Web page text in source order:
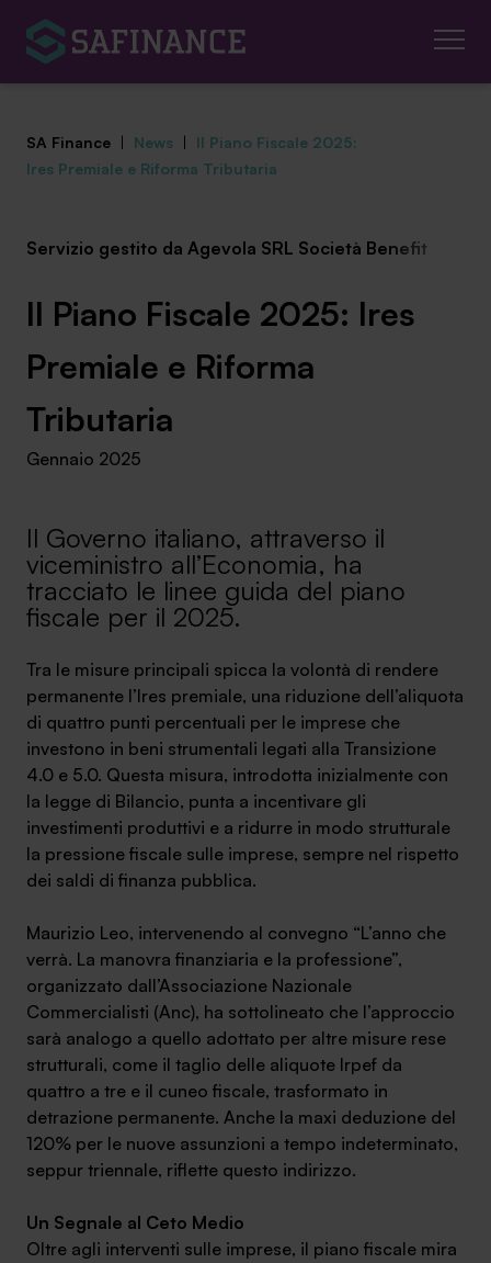
Mediazione Creditizia
Finanza Agevolata
Centro studi
News ed eventi
Chi siamo
Contatti
Lavora con noi
+030.3540104
info@safinance.it
SA Finance Mediazione Creditizia Srl, società di mediazione creditizia iscritta
all'Oam n.M336
SA Finance | News | Il Piano Fiscale 2025:
Ires Premiale e Riforma Tributaria
Servizio gestito da Agevola SRL Società Benefit
Il Piano Fiscale 2025: Ires
Premiale e Riforma
Tributaria
Gennaio 2025
Il Governo italiano, attraverso il
viceministro all’Economia, ha
tracciato le linee guida del piano
fiscale per il 2025.
Tra le misure principali spicca la volontà di rendere
permanente l’Ires premiale, una riduzione dell’aliquota
di quattro punti percentuali per le imprese che
investono in beni strumentali legati alla Transizione
4.0 e 5.0. Questa misura, introdotta inizialmente con
la legge di Bilancio, punta a incentivare gli
investimenti produttivi e a ridurre in modo strutturale
la pressione fiscale sulle imprese, sempre nel rispetto
dei saldi di finanza pubblica.
Maurizio Leo, intervenendo al convegno “L’anno che
verrà. La manovra finanziaria e la professione”,
organizzato dall’Associazione Nazionale
Commercialisti (Anc), ha sottolineato che l’approccio
sarà analogo a quello adottato per altre misure rese
strutturali, come il taglio delle aliquote Irpef da
quattro a tre e il cuneo fiscale, trasformato in
detrazione permanente. Anche la maxi deduzione del
120% per le nuove assunzioni a tempo indeterminato,
seppur triennale, riflette questo indirizzo.
Un Segnale al Ceto Medio
Oltre agli interventi sulle imprese, il piano fiscale mira